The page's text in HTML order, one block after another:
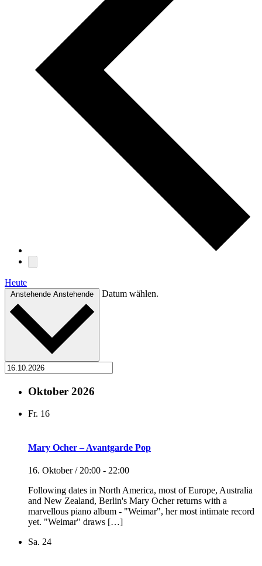
Heute
Anstehende Anstehende Datum wählen.
Oktober 2026
Fr. 16
Mary Ocher – Avantgarde Pop
16. Oktober / 20:00 - 22:00
Following dates in North America, most of Europe, Australia
and New Zealand, Berlin's Mary Ocher returns with a
marvellous piano album - "Weimar", her most intimate record
yet. "Weimar" draws […]
Sa. 24